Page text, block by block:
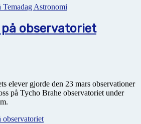
Temadag Astronomi
observatoriet
elever gjorde den 23 mars observationer
på Tycho Brahe observatoriet under
observatoriet